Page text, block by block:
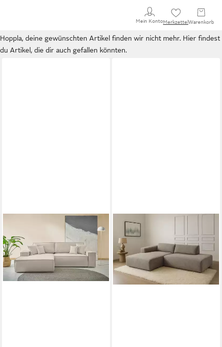
Mein KontoMerkzettel Warenkorb
Hoppla, deine gewünschten Artikel finden wir nicht mehr. Hier findest
du Artikel, die dir auch gefallen könnten.